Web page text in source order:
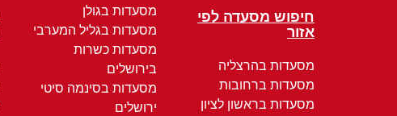
חיפוש מסעדה לפי
אזור
מסעדות בהרצליה
מסעדות ברחובות
מסעדות בראשון לציון
מסעדות בגולן
מסעדות בגליל המערבי
מסעדות כשרות
בירושלים
מסעדות בסינמה סיטי
ירושלים